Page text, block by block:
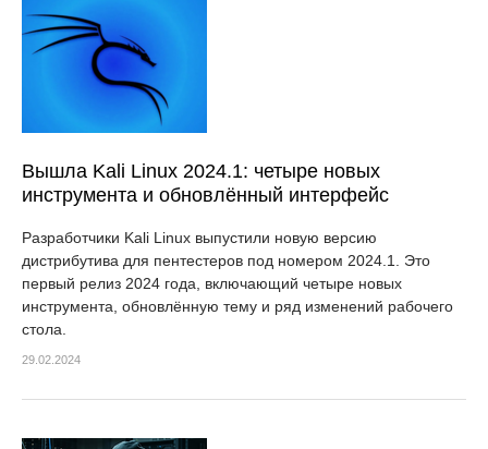
Вышла Kali Linux 2024.1: четыре новых
инструмента и обновлённый интерфейс
Разработчики Kali Linux выпустили новую версию
дистрибутива для пентестеров под номером 2024.1. Это
первый релиз 2024 года, включающий четыре новых
инструмента, обновлённую тему и ряд изменений рабочего
стола.
29.02.2024